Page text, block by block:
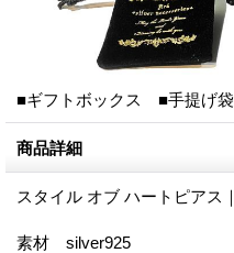
■ギフトボックス ■手提げ
商品詳細
スタイル オブ ハートピアス
素材 silver925